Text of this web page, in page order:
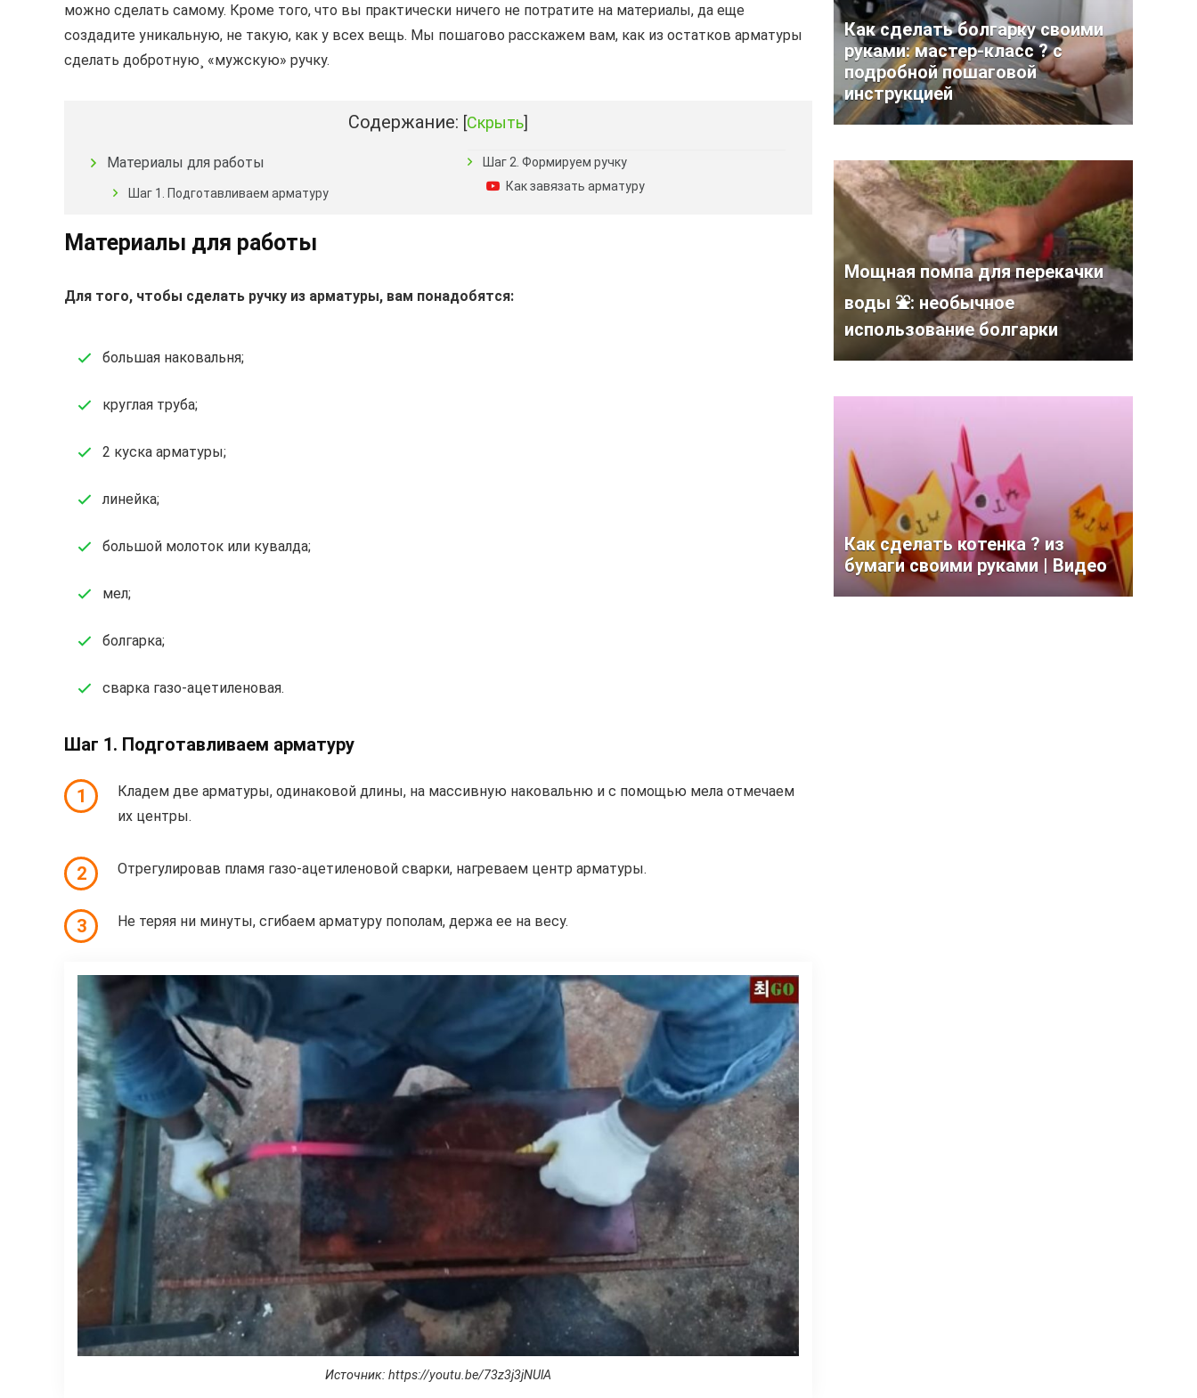
можно сделать самому. Кроме того, что вы практически ничего не потратите на материалы, да еще
создадите уникальную, не такую, как у всех вещь. Мы пошагово расскажем вам, как из остатков арматуры
сделать добротную¸ «мужскую» ручку.
Содержание: [Скрыть]
Материалы для работы
Шаг 1. Подготавливаем арматуру
Шаг 2. Формируем ручку
Как завязать арматуру
Материалы для работы
Для того, чтобы сделать ручку из арматуры, вам понадобятся:
большая наковальня;
круглая труба;
2 куска арматуры;
линейка;
большой молоток или кувалда;
мел;
болгарка;
сварка газо-ацетиленовая.
Шаг 1. Подготавливаем арматуру
1
Кладем две арматуры, одинаковой длины, на массивную наковальню и с помощью мела отмечаем
их центры.
2 Отрегулировав пламя газо-ацетиленовой сварки, нагреваем центр арматуры.
3 Не теряя ни минуты, сгибаем арматуру пополам, держа ее на весу.
Источник: https://youtu.be/73z3j3jNUlA
Как сделать болгарку своими
руками: мастер-класс ? с
подробной пошаговой
инструкцией
Мощная помпа для перекачки
воды ⛲: необычное
использование болгарки
Как сделать котенка ? из
бумаги своими руками | Видео